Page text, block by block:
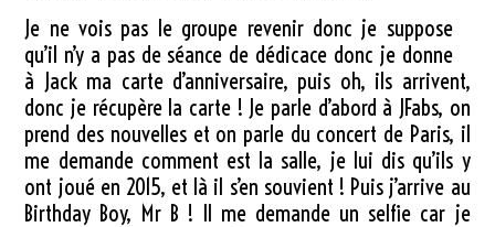
Je ne vois pas le groupe revenir donc je suppose
qu’il n’y a pas de séance de dédicace donc je donne
à Jack ma carte d’anniversaire, puis oh, ils arrivent,
donc je récupère la carte ! Je parle d’abord à JFabs, on
prend des nouvelles et on parle du concert de Paris, il
me demande comment est la salle, je lui dis qu’ils y
ont joué en 2015, et là il s’en souvient ! Puis j’arrive au
Birthday Boy, Mr B ! Il me demande un selfie car je